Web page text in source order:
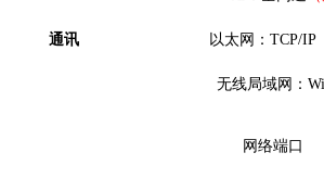
通讯 以太网： TCP/IP
无线局域网：
网络端口